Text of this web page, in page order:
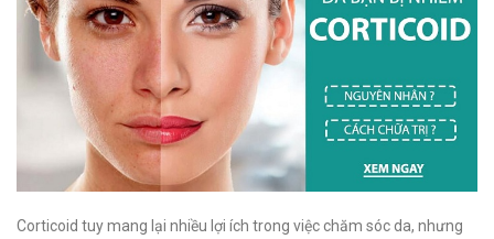
Corticoid tuy mang lại nhiều lợi ích trong việc chăm sóc da, nhưng